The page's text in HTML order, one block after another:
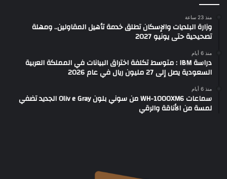
منذ 23 ساعة
وزارة البلديات والإسكان تطلق خدمة تأهيل المقاولين.. ومهلة
تصحيحية حتى يونيو 2027
منذ 6 أيام
دراسة IBM : متوسط تكلفة اختراق البيانات في المملكة العربية
السعودية يصل إلى 27 مليون ريال في عام 2026
منذ 6 أيام
سماعات WH-1000XM6 من سوني بلون Oliv e Gray الجديد تضفي
لمسة من الأناقة والرقي